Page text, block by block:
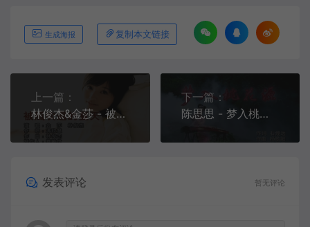
生成海报 复制本文链接
上一篇：
林俊杰&金莎 - 被风吹过的夏天[KTV][VOB][263M]
下一篇：
陈思思 - 梦入桃花源[VOB][176M]
发表评论 暂无评论